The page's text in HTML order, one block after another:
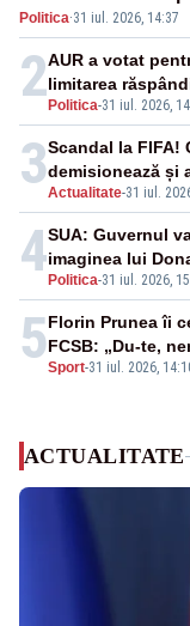
Politica·31 iul. 2026, 14:37
2 Politica-31 iul. 2026,
AUR a votat
limitarea
3Actualitate-31 iul.
Scandal la
demisionează și
4 Politica-31 iul. 2026,
SUA: Guvernul
imaginea lui
5Sport-31 iul. 2026,
Florin Prunea îi
FCSB: „Du-te,
ACTUALITATE